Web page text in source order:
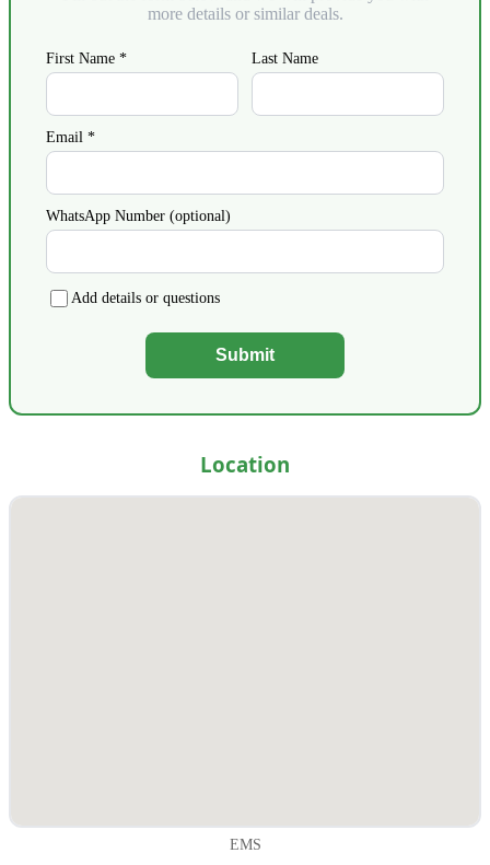
more details or similar deals.
First Name * Last Name
Email *
WhatsApp Number (optional)
Add details or questions
Submit
Location
EMS